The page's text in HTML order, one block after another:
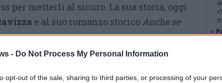
- Do Not Process My Personal Information
opt-out of the sale, sharing to third parties, or processing of your
per metterli al sicuro. La sua storia, oggi
e al suo romanzo storico Anche se
Igor Vitalyevich Savitsky nel deserto di
di Nukus)
»